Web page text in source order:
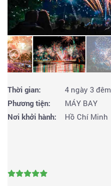
Thời gian:
4 ngày 3 đêm
Phương tiện:
MÁY BAY
Nơi khởi hành:
Hồ Chí Minh